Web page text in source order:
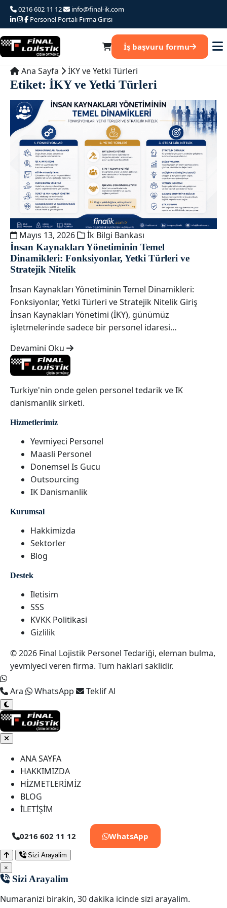
Ana
iceriğe
atla
0216 602 11 12
info@final-ik.com
Personel Portali Firma Girisi
İş başvuru formu
Ana Sayfa İKY ve Yetki Türleri
Etiket: İKY ve Yetki Türleri
Mayıs 13, 2026 İk Bilgi Bankası
İnsan Kaynakları Yönetiminin Temel
Dinamikleri: Fonksiyonlar, Yetki Türleri ve
Stratejik Nitelik
İnsan Kaynakları Yönetiminin Temel Dinamikleri:
Fonksiyonlar, Yetki Türleri ve Stratejik Nitelik Giriş
İnsan Kaynakları Yönetimi (İKY), günümüz
işletmelerinde sadece bir personel idaresi…
Devamini Oku
Turkiye'nin onde gelen personel tedarik ve IK
danismanlik sirketi.
Hizmetlerimiz
Yevmiyeci Personel
Maasli Personel
Donemsel Is Gucu
Outsourcing
IK Danismanlik
Kurumsal
Hakkimizda
Sektorler
Blog
Destek
Iletisim
SSS
KVKK Politikasi
Gizlilik
© 2026 Final Lojistik Personel Tedariği, eleman bulma,
yevmiyeci veren firma. Tum haklari saklidir.
Ara WhatsApp Teklif Al
ANA SAYFA
HAKKIMIZDA
HİZMETLERİMİZ
BLOG
İLETİŞİM
0216 602 11 12 WhatsApp
Sizi Arayalim
×
Sizi Arayalim
Numaranizi birakin, 30 dakika icinde sizi arayalim.